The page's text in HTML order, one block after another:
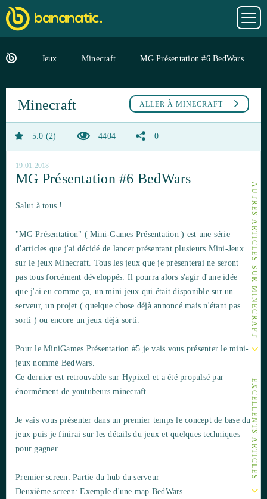
Jeux Minecraft MG Présentation #6 BedWars
AUTRES ARTICLES SUR MINECRAFT
EXCELLENTS ARTICLES
ALLER À MINECRAFT
Minecraft
5.0 2 4404 0
19.01.2018
MG Présentation #6 BedWars
Salut à tous !
"MG Présentation" ( Mini-Games Présentation ) est une série
d'articles que j'ai décidé de lancer présentant plusieurs Mini-Jeux
sur le jeux Minecraft. Tous les jeux que je présenterai ne seront
pas tous forcément développés. Il pourra alors s'agir d'une idée
que j'ai eu comme ça, un mini jeux qui était disponible sur un
serveur, un projet ( quelque chose déjà annoncé mais n'étant pas
sorti ) ou encore un jeux déjà sorti.
Pour le MiniGames Présentation #5 je vais vous présenter le mini-
jeux nommé BedWars.
Ce dernier est retrouvable sur Hypixel et a été propulsé par
énormément de youtubeurs minecraft.
Je vais vous présenter dans un premier temps le concept de base du
jeux puis je finirai sur les détails du jeux et quelques techniques
pour gagner.
Premier screen: Partie du hub du serveur
Deuxième screen: Exemple d'une map BedWars